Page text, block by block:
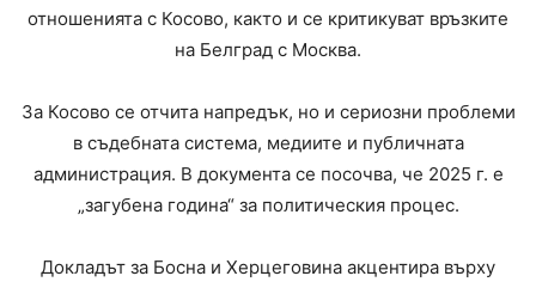
отношенията с Косово, както и се критикуват връзките
на Белград с Москва.
За Косово се отчита напредък, но и сериозни проблеми
в съдебната система, медиите и публичната
администрация. В документа се посочва, че 2025 г. е
„загубена година“ за политическия процес.
Докладът за Босна и Херцеговина акцентира върху